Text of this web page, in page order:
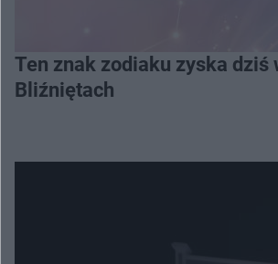
Ten znak zodiaku zyska
Bliźniętach